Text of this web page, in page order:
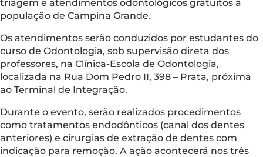
triagem e atendimentos odontológicos gratuitos à
população de Campina Grande.
Os atendimentos serão conduzidos por estudantes do
curso de Odontologia, sob supervisão direta dos
professores, na Clínica-Escola de Odontologia,
localizada na Rua Dom Pedro II, 398 – Prata, próxima
ao Terminal de Integração.
Durante o evento, serão realizados procedimentos
como tratamentos endodônticos (canal dos dentes
anteriores) e cirurgias de extração de dentes com
indicação para remoção. A ação acontecerá nos três